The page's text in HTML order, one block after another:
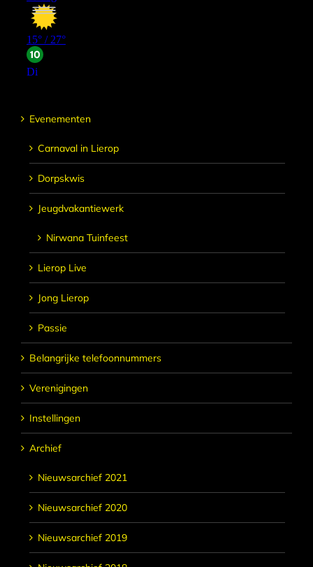
Evenementen
Carnaval in Lierop
Dorpskwis
Jeugdvakantiewerk
Nirwana Tuinfeest
Lierop Live
Jong Lierop
Passie
Belangrijke telefoonnummers
Verenigingen
Instellingen
Archief
Nieuwsarchief 2021
Nieuwsarchief 2020
Nieuwsarchief 2019